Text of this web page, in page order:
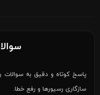
پاسخ کوتاه و دقیق به سوالات
سازگاری رسیورها و رفع خطا.